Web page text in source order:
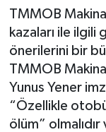
TMMOB
kazaları ile
önerilerini bir
TMMOB
Yunus Yener
“Özellikle
ölüm”
TAŞITLAR